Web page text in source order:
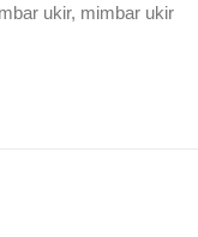
ukir, mimbar ukir